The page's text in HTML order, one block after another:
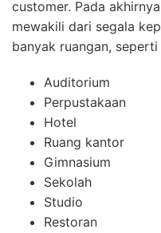
customer. Pada
mewakili dari segala
banyak ruangan, seperti
Auditorium
Perpustakaan
Hotel
Ruang kantor
Gimnasium
Sekolah
Studio
Restoran